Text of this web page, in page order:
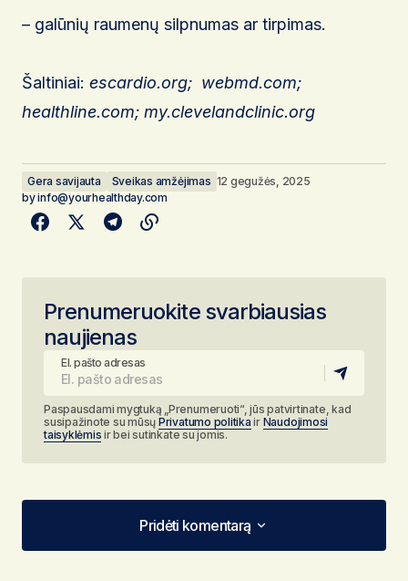
– galūnių raumenų silpnumas ar tirpimas.
Šaltiniai: escardio.org; webmd.com;
healthline.com; my.clevelandclinic.org
Gera savijauta Sveikas amžėjimas 12 gegužės, 2025
byinfo@yourhealthday.com
Prenumeruokite svarbiausias
naujienas
El. pašto adresas
Paspausdami mygtuką „Prenumeruoti“, jūs patvirtinate, kad
susipažinote su mūsų Privatumo politika ir Naudojimosi
taisyklėmis ir bei sutinkate su jomis.
Pridėti komentarą
Pridėti komentarą